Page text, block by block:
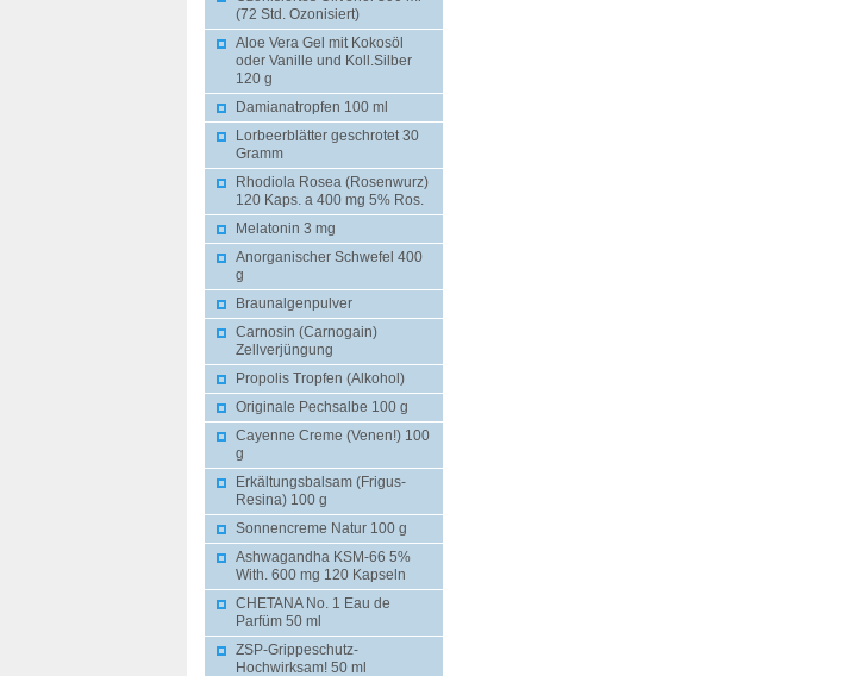
(72 Std. Ozonisiert)
Aloe Vera Gel mit Kokosöl
oder Vanille und Koll.Silber
120 g
Damianatropfen 100 ml
Lorbeerblätter geschrotet 30
Gramm
Rhodiola Rosea (Rosenwurz)
120 Kaps. a 400 mg 5% Ros.
Melatonin 3 mg
Anorganischer Schwefel 400
g
Braunalgenpulver
Carnosin (Carnogain)
Zellverjüngung
Propolis Tropfen (Alkohol)
Originale Pechsalbe 100 g
Cayenne Creme (Venen!) 100
g
Erkältungsbalsam (Frigus-
Resina) 100 g
Sonnencreme Natur 100 g
Ashwagandha KSM-66 5%
With. 600 mg 120 Kapseln
CHETANA No. 1 Eau de
Parfüm 50 ml
ZSP-Grippeschutz-
Hochwirksam! 50 ml